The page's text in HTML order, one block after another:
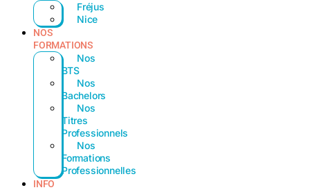
Fréjus
Nice
NOS
FORMATIONS
Nos
BTS
Nos
Bachelors
Nos
Titres
Professionnels
Nos
Formations
Professionnelles
INFO